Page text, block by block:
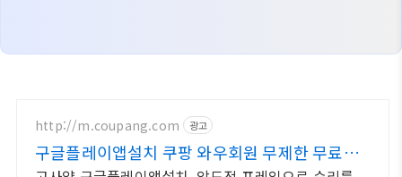
http://m.coupang.com 광고
구글플레이앱설치 쿠팡 와우회원 무제한 무료배